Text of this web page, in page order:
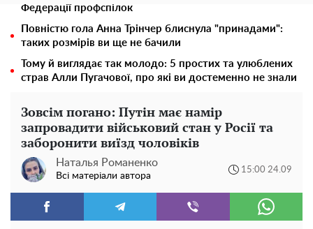
Федерації профспілок
Повністю гола Анна Трінчер блиснула "принадами":
таких розмірів ви ще не бачили
Тому й виглядає так молодо: 5 простих та улюблених
страв Алли Пугачової, про які ви достеменно не знали
Зовсім погано: Путін має намір
запровадити військовий стан у Росії та
заборонити виїзд чоловіків
Наталья Романенко
Всі матеріали автора
15:00 24.09